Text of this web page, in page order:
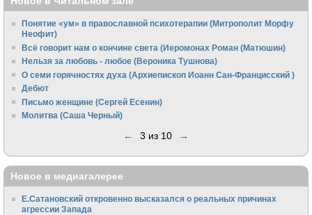
Понятие «ум» в православной психотерапии (Митрополит Морфу
Неофит)
Всё говорит нам о кончине света (Иеромонах Роман (Матюшин)
Нельзя за любовь - любое (Вероника Тушнова)
О семи горячностях духа (Архиепископ Иоанн Сан-Францисский )
Дебют
Письмо женщине (Сергей Есенин)
Молитва (Саша Черный)
← 3 из 10 →
Новое в медиагалерее
Е.Сатановский откровенно высказался о реальных причинах
агрессии Запада